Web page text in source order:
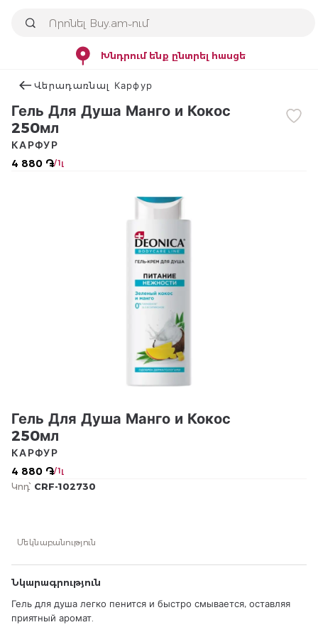
Խնդրում ենք ընտրել հասցե
Վերադառնալ Карфур
Гель Для Душа Манго и Кокос
250мл
4 880 ֏/ 1լ
КАРФУР
Гель Для Душа Манго и Кокос
250мл
4 880 ֏/ 1լ
КАРФУР
Կոդ՝ CRF-102730
Մեկնաբանություն
Նկարագրություն
Гель для душа легко пенится и быстро смывается, оставляя
приятный аромат.